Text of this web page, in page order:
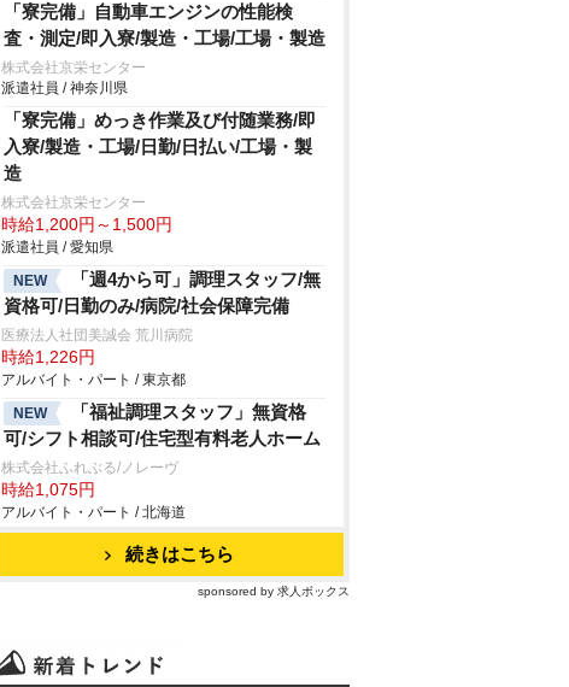
「寮完備」自動車エンジンの性能検
査・測定/即入寮/製造・工場/工場・製造
株式会社京栄センター
派遣社員 / 神奈川県
「寮完備」めっき作業及び付随業務/即
入寮/製造・工場/日勤/日払い/工場・製
造
株式会社京栄センター
時給1,200円～1,500円
派遣社員 / 愛知県
NEW
「週4から可」調理スタッフ/無
資格可/日勤のみ/病院/社会保障完備
医療法人社団美誠会 荒川病院
時給1,226円
アルバイト・パート / 東京都
NEW
「福祉調理スタッフ」無資格
可/シフト相談可/住宅型有料老人ホーム
株式会社ふれぶる/ノレーヴ
時給1,075円
アルバイト・パート / 北海道
続きはこちら
sponsored by 求人ボックス